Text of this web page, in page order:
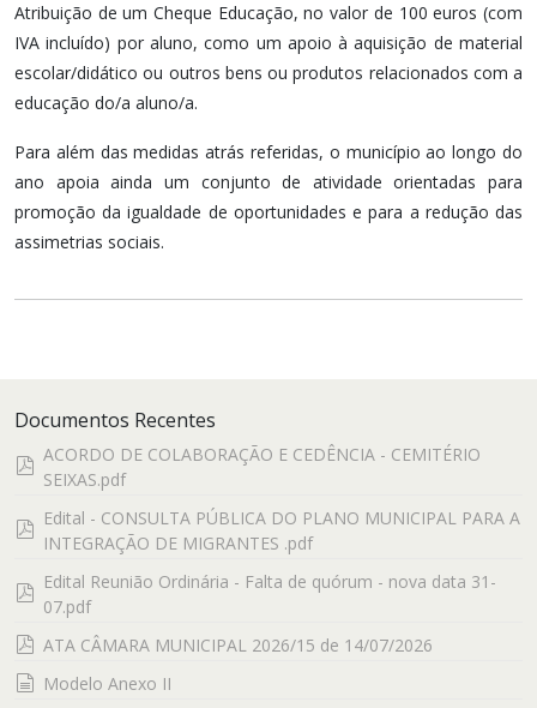
Atribuição de um Cheque Educação, no valor de 100 euros (com
IVA incluído) por aluno, como um apoio à aquisição de material
escolar/didático ou outros bens ou produtos relacionados com a
educação do/a aluno/a.
Para além das medidas atrás referidas, o município ao longo do
ano apoia ainda um conjunto de atividade orientadas para
promoção da igualdade de oportunidades e para a redução das
assimetrias sociais.
Documentos Recentes
pdf
ACORDO DE COLABORAÇÃO E CEDÊNCIA - CEMITÉRIO
SEIXAS.pdf
pdf
Edital - CONSULTA PÚBLICA DO PLANO MUNICIPAL PARA A
INTEGRAÇÃO DE MIGRANTES .pdf
pdf
Edital Reunião Ordinária - Falta de quórum - nova data 31-
07.pdf
pdf
ATA CÂMARA MUNICIPAL 2026/15 de 14/07/2026
documento
Modelo Anexo II